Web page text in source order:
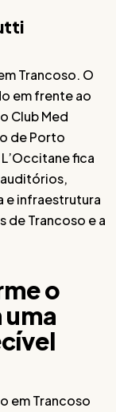
Trancoso. O
em frente ao
Club Med
de Porto
fica
e infraestrutura
de Trancoso e a
o
em Trancoso